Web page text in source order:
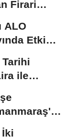
Firari
ALO
Etkin
Tarihi
ile
İki